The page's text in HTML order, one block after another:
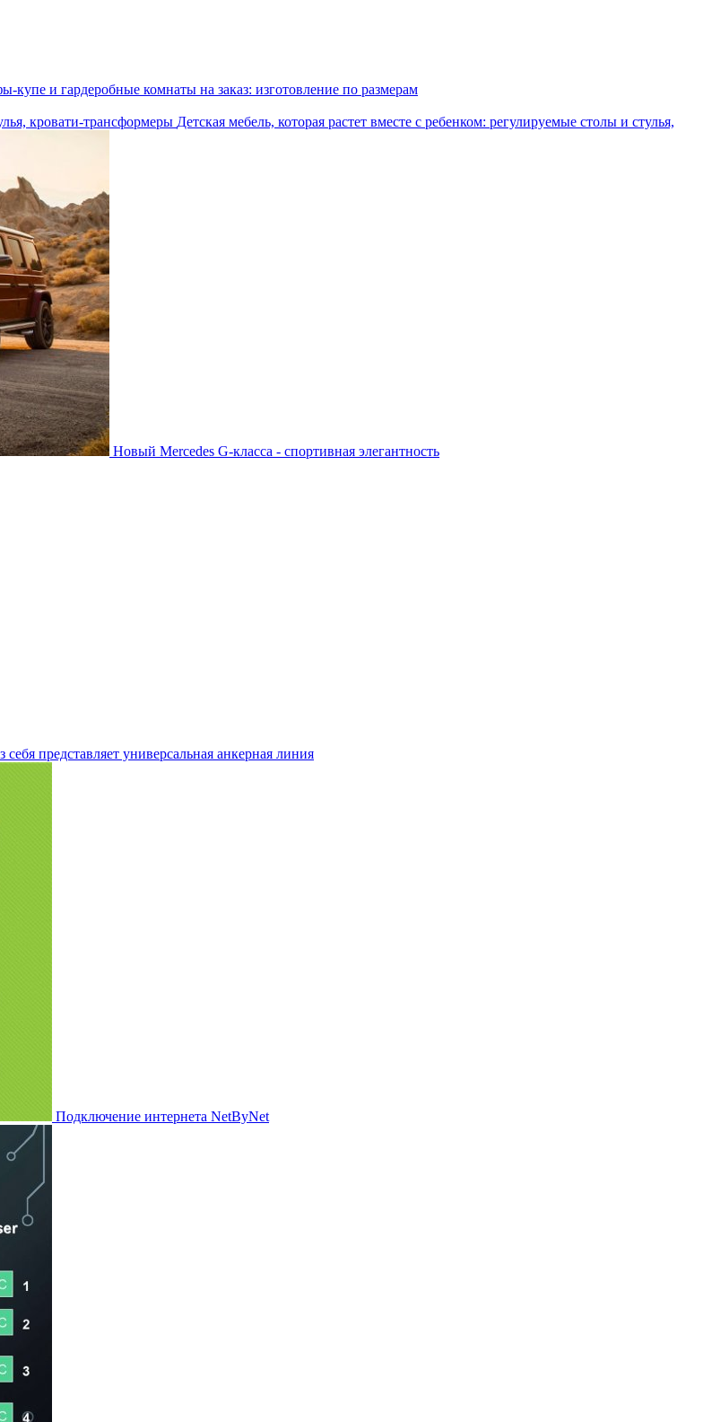
купе и гардеробные комнаты на заказ: изготовление по размерам
Детская мебель, которая растет вместе с ребенком: регулируемые столы и стулья,
Новый Mercedes G-класса - спортивная элегантность
себя представляет универсальная анкерная линия
Подключение интернета NetByNet